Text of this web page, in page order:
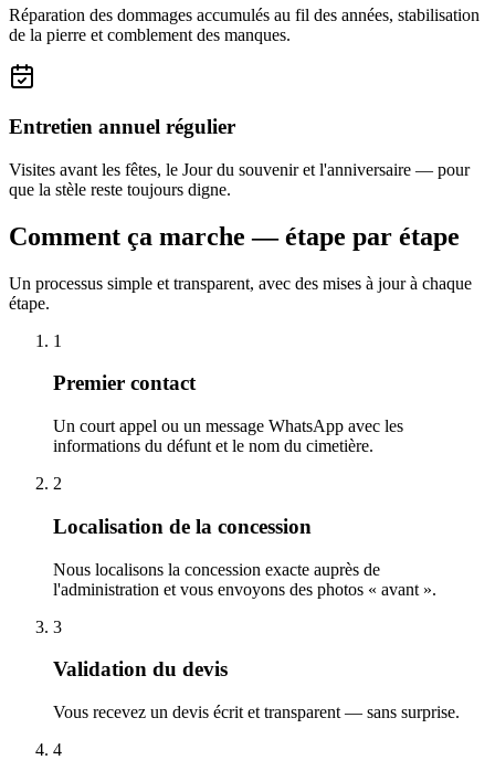
Réparation des dommages accumulés au fil des années, stabilisation
de la pierre et comblement des manques.
Entretien annuel régulier
Visites avant les fêtes, le Jour du souvenir et l'anniversaire — pour
que la stèle reste toujours digne.
Comment ça marche — étape par étape
Un processus simple et transparent, avec des mises à jour à chaque
étape.
1
Premier contact
Un court appel ou un message WhatsApp avec les
informations du défunt et le nom du cimetière.
2
Localisation de la concession
Nous localisons la concession exacte auprès de
l'administration et vous envoyons des photos « avant ».
3
Validation du devis
Vous recevez un devis écrit et transparent — sans surprise.
4